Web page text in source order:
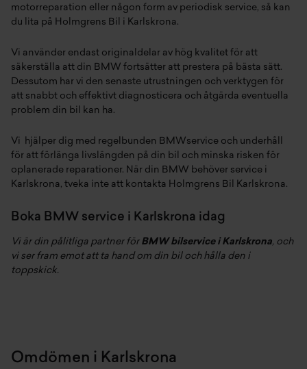
motorreparation eller någon form av periodisk service, så kan
du lita på Holmgrens Bil i Karlskrona.
Vi använder endast originaldelar av hög kvalitet för att
säkerställa att din BMW fortsätter att prestera på bästa sätt.
Dessutom har vi den senaste utrustningen och verktygen för
att snabbt och effektivt diagnosticera och åtgärda eventuella
problem din bil kan ha.
Vi hjälper dig med regelbunden BMWservice och underhåll
för att förlänga livslängden på din bil och minska risken för
oplanerade reparationer. När din BMW behöver service i
Karlskrona, tveka inte att kontakta Holmgrens Bil Karlskrona.
Boka BMW service i Karlskrona idag
Vi är din pålitliga partner för BMW bilservice i Karlskrona, och
vi ser fram emot att ta hand om din bil och hålla den i
toppskick.
Omdömen i Karlskrona